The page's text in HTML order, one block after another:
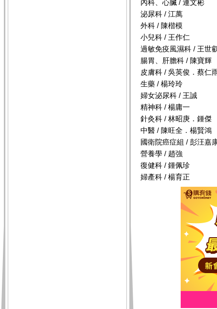
內科、心臟 / 連文彬
泌尿科 / 江萬
外科 / 陳楷模
小兒科 / 王作仁
過敏免疫風濕科 / 王世
腸胃、肝膽科 / 陳寶輝
皮膚科 / 吳英俊 ． 蔡仁
生藥 / 楊玲玲
婦女泌尿科 / 王誠
精神科 / 楊庸一
針灸科 / 林昭庚．鍾傑
中醫 / 陳旺全．楊賢鴻
國衛院癌症組 / 彭汪嘉
營養學 / 趙強
復健科 / 鍾佩珍
婦產科 / 楊育正